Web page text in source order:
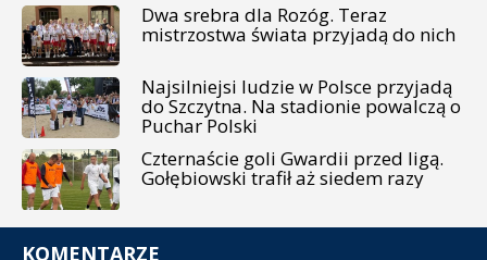
Dwa srebra dla Rozóg. Teraz
mistrzostwa świata przyjadą do nich
Najsilniejsi ludzie w Polsce przyjadą
do Szczytna. Na stadionie powalczą o
Puchar Polski
Czternaście goli Gwardii przed ligą.
Gołębiowski trafił aż siedem razy
KOMENTARZE